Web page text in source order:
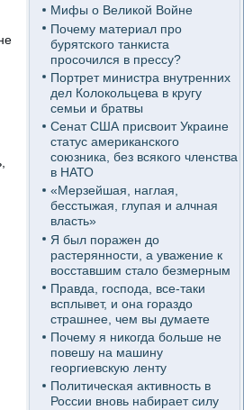
Мифы о Великой Войне
Почему материал про
бурятского танкиста
просочился в прессу?
Портрет министра внутренних
дел Колокольцева в кругу
семьи и братвы
Сенат США присвоит Украине
статус американского
союзника, без всякого членства
в НАТО
«Мерзейшая, наглая,
бесстыжая, глупая и алчная
власть»
Я был поражен до
растерянности, а уважение к
восставшим стало безмерным
Правда, господа, все-таки
всплывет, и она гораздо
страшнее, чем вы думаете
Почему я никогда больше не
повешу на машину
георгиевскую ленту
Политическая активность в
России вновь набирает силу